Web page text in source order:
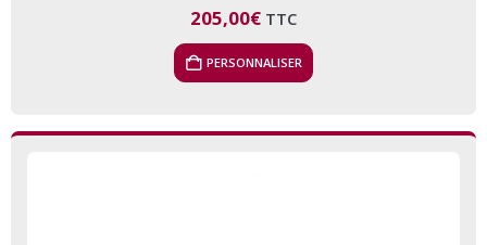
205,00€ TTC
PERSONNALISER